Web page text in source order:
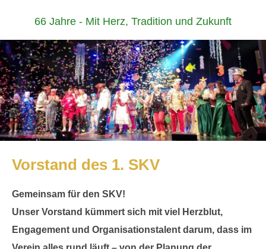
66 Jahre - Mit Herz, Tradition und Zukunft
Vorstand des 1. SKV
Gemeinsam für den SKV!
Unser Vorstand kümmert sich mit viel Herzblut,
Engagement und Organisationstalent darum, dass im